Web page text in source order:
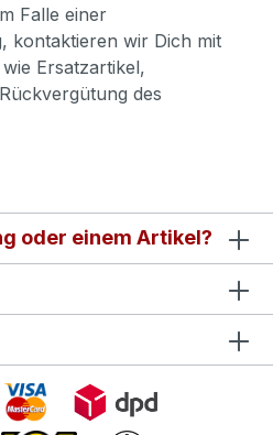
Falle einer
kontaktieren wir Dich mit
Ersatzartikel,
des
oder einem Artikel?